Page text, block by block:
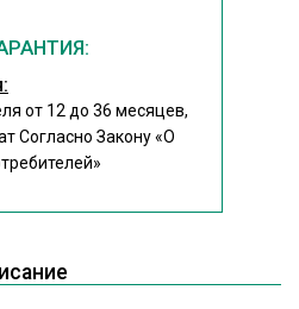
от 12 до 36 месяцев,
Согласно Закону«О